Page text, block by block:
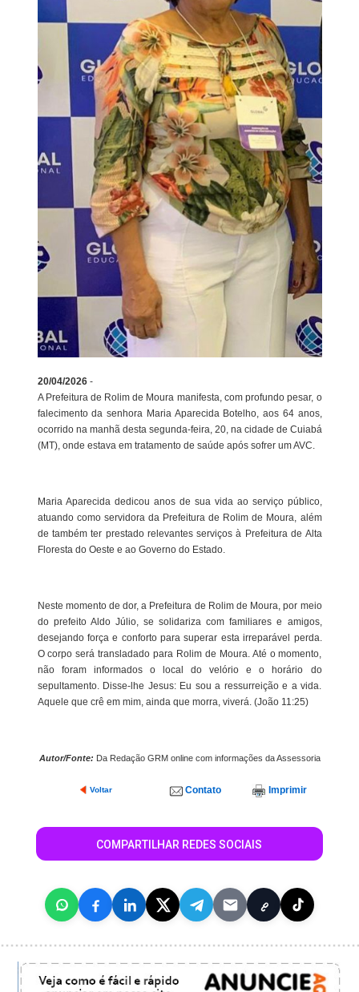
20/04/2026 -
A Prefeitura de Rolim de Moura manifesta, com profundo pesar, o
falecimento da senhora Maria Aparecida Botelho, aos 64 anos,
ocorrido na manhã desta segunda-feira, 20, na cidade de Cuiabá
(MT), onde estava em tratamento de saúde após sofrer um AVC.
Maria Aparecida dedicou anos de sua vida ao serviço público,
atuando como servidora da Prefeitura de Rolim de Moura, além
de também ter prestado relevantes serviços à Prefeitura de Alta
Floresta do Oeste e ao Governo do Estado.
Neste momento de dor, a Prefeitura de Rolim de Moura, por meio
do prefeito Aldo Júlio, se solidariza com familiares e amigos,
desejando força e conforto para superar esta irreparável perda.
O corpo será transladado para Rolim de Moura. Até o momento,
não foram informados o local do velório e o horário do
sepultamento. Disse-lhe Jesus: Eu sou a ressurreição e a vida.
Aquele que crê em mim, ainda que morra, viverá. (João 11:25)
Autor/Fonte: Da Redação GRM online com informações da Assessoria
Voltar Contato Imprimir
COMPARTILHAR REDES SOCIAIS